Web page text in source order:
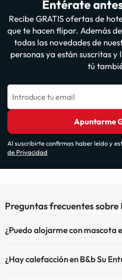
Entérate
Recibe GRATIS ofertas de
que te hacen flipar. Además
todas las novedades de
personas ya están suscritas y
tú
Introduce tu email
Apuntarme
Al suscribirte confirmas haber leído y
de Privacidad
Preguntas frecuentes sobre
¿Puedo alojarme con mascota
¿Hay calefacción en B&b Su